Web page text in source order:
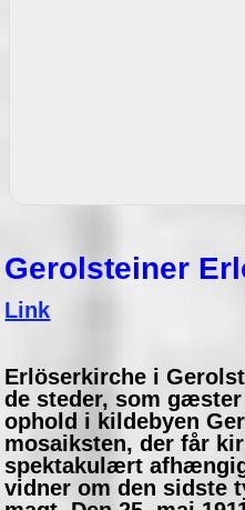
Gerolsteiner
Link
Erlöserkirche i
de steder, som
ophold i kildebyen
mosaiksten, der får
spektakulært
vidner om den sidste